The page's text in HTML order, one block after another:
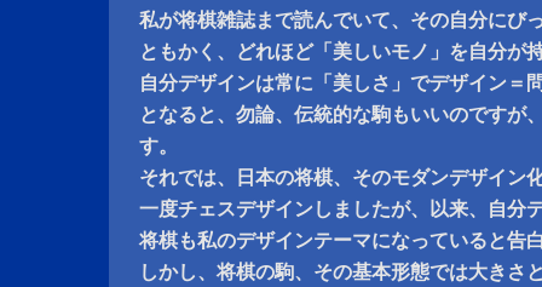
私が将棋雑誌まで読んでいて、その自分にび
ともかく、どれほど「美しいモノ」を自分が
自分デザインは常に「美しさ」でデザイン＝
となると、勿論、伝統的な駒もいいのですが
す。
それでは、日本の将棋、そのモダンデザイン
一度チェスデザインしましたが、以来、自分
将棋も私のデザインテーマになっていると告
しかし、将棋の駒、その基本形態では大きさ